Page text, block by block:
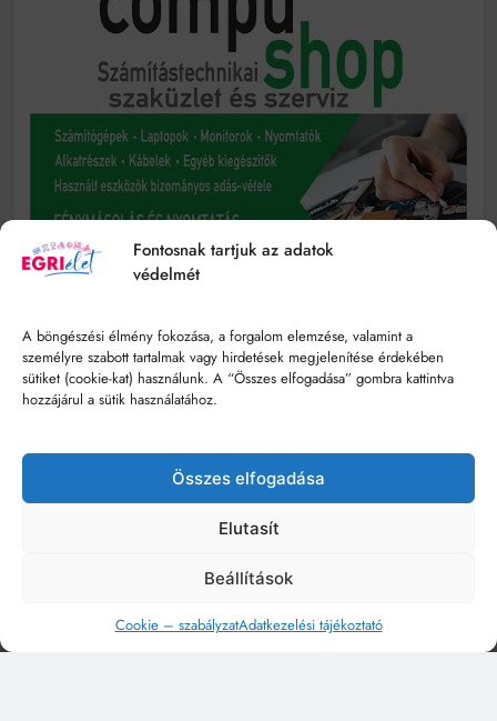
Fontosnak tartjuk az adatok
védelmét
A böngészési élmény fokozása, a forgalom elemzése, valamint a
személyre szabott tartalmak vagy hirdetések megjelenítése érdekében
sütiket (cookie-kat) használunk. A “Összes elfogadása” gombra kattintva
hozzájárul a sütik használatához.
Összes elfogadása
Elutasít
Beállítások
Cookie – szabályzatAdatkezelési tájékoztató